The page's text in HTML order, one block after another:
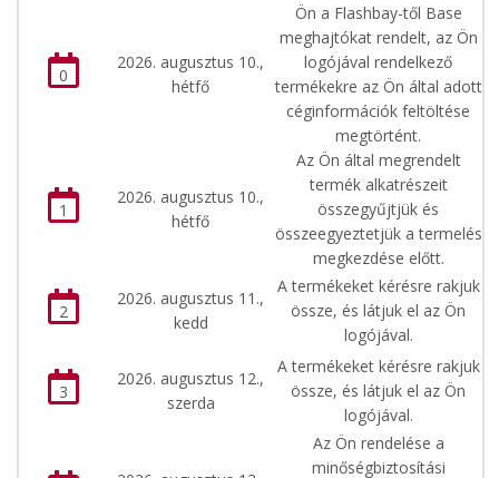
0
2026. augusztus 10.,
hétfő
Ön a Flashbay-től Base
meghajtókat rendelt, az Ön
logójával rendelkező
termékekre az Ön által adott
céginformációk feltöltése
megtörtént.
1
2026. augusztus 10.,
hétfő
Az Ön által megrendelt
termék alkatrészeit
összegyűjtjük és
összeegyeztetjük a termelés
megkezdése előtt.
2
2026. augusztus 11.,
kedd
A termékeket kérésre rakjuk
össze, és látjuk el az Ön
logójával.
3
2026. augusztus 12.,
szerda
A termékeket kérésre rakjuk
össze, és látjuk el az Ön
logójával.
Az Ön rendelése a
minőségbiztosítási